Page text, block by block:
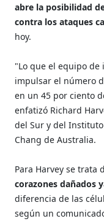
abre la posibilidad
contra los ataques
hoy.
"Lo que el equipo de
impulsar el número
en un 45 por ciento
enfatizó Richard
del Sur y del
Chang de Australia.
Para Harvey se trata
corazones dañados
diferencia de las
según un